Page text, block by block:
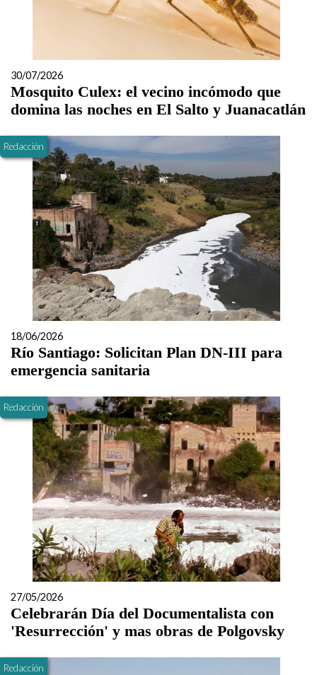
30/07/2026
Mosquito Culex: el vecino incómodo que
domina las noches en El Salto y Juanacatlán
Redacción
18/06/2026
Río Santiago: Solicitan Plan DN-III para
emergencia sanitaria
Redacción
27/05/2026
Celebrarán Día del Documentalista con
'Resurrección' y mas obras de Polgovsky
Redacción